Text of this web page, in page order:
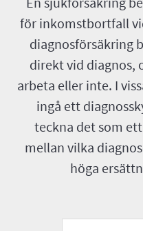
för inkomstbortfall
diagnosförsäkring
direkt vid diagnos,
arbeta eller inte. I
ingå ett
teckna det som
mellan vilka
höga